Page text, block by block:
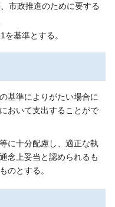
市政推進のために要する
基準とする。
基準によりがたい場合に
おいて支出することがで
に十分配慮し、適正な執
念上妥当と認められるも
のとする。